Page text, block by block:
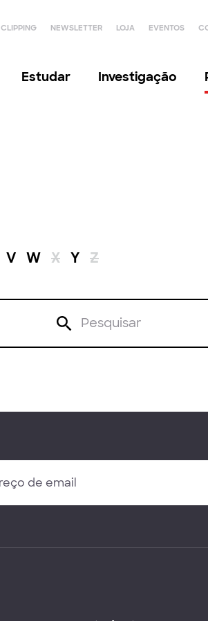
CLIPPING NEWSLETTER LOJA EVENTOS
Estudar Investigação
V W X Y Z